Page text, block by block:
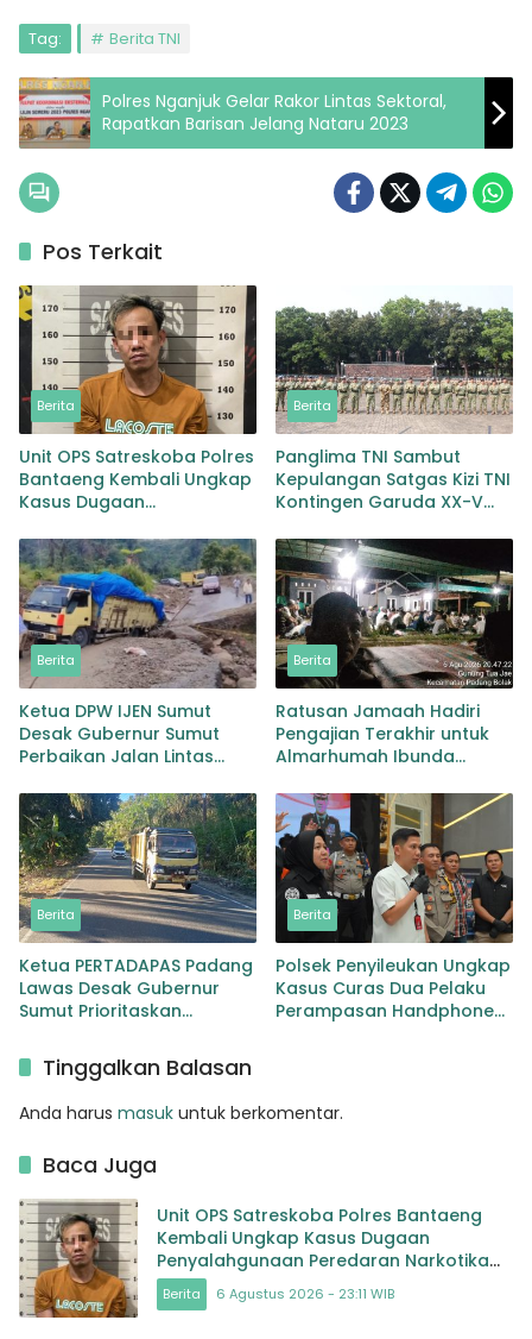
Tag: Berita TNI
Polres Nganjuk Gelar Rakor Lintas Sektoral,
Rapatkan Barisan Jelang Nataru 2023
Pos Terkait
Berita
Unit OPS Satreskoba Polres
Bantaeng Kembali Ungkap
Kasus Dugaan
Peredaran Narkotika Jenis
Sabu
Berita
Panglima TNI Sambut
Kepulangan Satgas Kizi TNI
Kontingen Garuda XX-V
Berita
Ketua DPW IJEN Sumut
Desak Gubernur Sumut
Perbaikan Jalan Lintas
Lingga Bayu
Berita
Ratusan Jamaah Hadiri
Pengajian Terakhir untuk
Almarhumah Ibunda
Berita
Ketua PERTADAPAS Padang
Lawas Desak Gubernur
Sumut Prioritaskan
Sibuhuan–Gunungtua
Berita
Polsek Penyileukan Ungkap
Kasus Curas Dua Pelaku
Perampasan Handphone
Tinggalkan Balasan
Anda harus masuk untuk berkomentar.
Baca Juga
Unit OPS Satreskoba Polres Bantaeng
Kembali Ungkap Kasus Dugaan
Penyalahgunaan Peredaran Narkotika
Jenis Sabu
Berita 6 Agustus 2026 - 23:11 WIB